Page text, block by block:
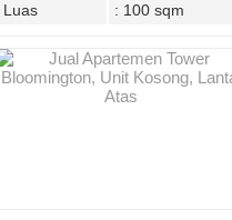
Luas
: 100 sqm